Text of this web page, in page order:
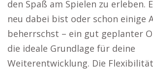
den Spaß am Spielen zu erleben.
neu dabei bist oder schon einige
beherrschst – ein gut geplanter
die ideale Grundlage für deine
Weiterentwicklung. Die